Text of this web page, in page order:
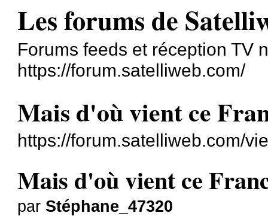
Les forums de
Forums feeds et réception TV
https://forum.satelliweb.com/
Mais d'où vient ce
https://forum.satelliweb.com/
Mais d'où vient ce
par Stéphane_47320